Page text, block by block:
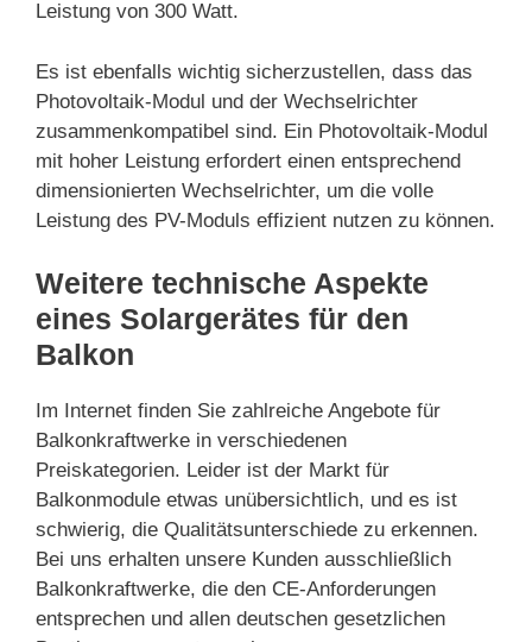
Leistung von 300 Watt.
Es ist ebenfalls wichtig sicherzustellen, dass das
Photovoltaik-Modul und der Wechselrichter
zusammenkompatibel sind. Ein Photovoltaik-Modul
mit hoher Leistung erfordert einen entsprechend
dimensionierten Wechselrichter, um die volle
Leistung des PV-Moduls effizient nutzen zu können.
Weitere technische Aspekte
eines Solargerätes für den
Balkon
Im Internet finden Sie zahlreiche Angebote für
Balkonkraftwerke in verschiedenen
Preiskategorien. Leider ist der Markt für
Balkonmodule etwas unübersichtlich, und es ist
schwierig, die Qualitätsunterschiede zu erkennen.
Bei uns erhalten unsere Kunden ausschließlich
Balkonkraftwerke, die den CE-Anforderungen
entsprechen und allen deutschen gesetzlichen